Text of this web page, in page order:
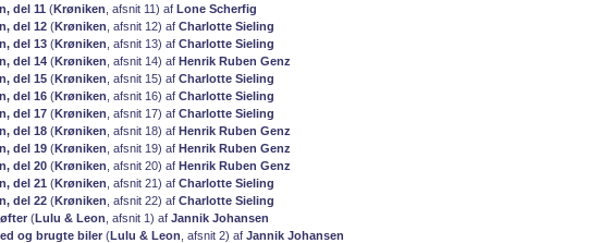
del 11 (Krøniken , afsnit 11) af Lone Scherfig
del 12 (Krøniken , afsnit 12) af Charlotte Sieling
del 13 (Krøniken , afsnit 13) af Charlotte Sieling
del 14 (Krøniken , afsnit 14) af Henrik Ruben Genz
del 15 (Krøniken , afsnit 15) af Charlotte Sieling
del 16 (Krøniken , afsnit 16) af Charlotte Sieling
del 17 (Krøniken , afsnit 17) af Charlotte Sieling
del 18 (Krøniken , afsnit 18) af Henrik Ruben Genz
del 19 (Krøniken , afsnit 19) af Henrik Ruben Genz
del 20 (Krøniken , afsnit 20) af Henrik Ruben Genz
del 21 (Krøniken , afsnit 21) af Charlotte Sieling
del 22 (Krøniken , afsnit 22) af Charlotte Sieling
(Lulu & Leon , afsnit 1) af Jannik Johansen
og brugte biler (Lulu & Leon , afsnit 2) af Jannik Johansen